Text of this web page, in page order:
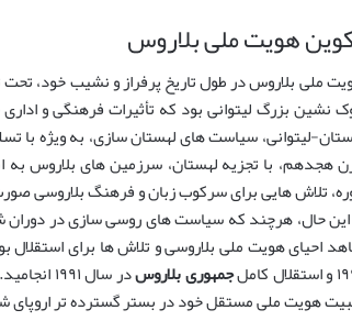
هویت ملی بلاروس
ملی بلاروس در طول تاریخ پرفراز و نشیب خود،
نشین بزرگ لیتوانی بود که تأثیرات فرهنگی و
لیتوانی، سیاست های لهستان سازی، به ویژه با
هجدهم، با تجزیه لهستان، سرزمین های بلاروس
تلاش هایی برای سرکوب زبان و فرهنگ بلاروسی
احیای هویت ملی بلاروسی و تلاش ها برای استقلال
کامل
جمهوری بلاروس
در سال
هویت ملی مستقل خود در بستر گسترده تر